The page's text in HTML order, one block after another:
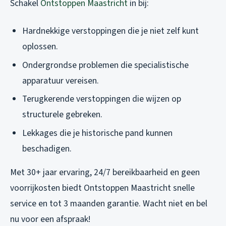
Schakel Ontstoppen Maastricht in bij:
Hardnekkige verstoppingen die je niet zelf kunt
oplossen.
Ondergrondse problemen die specialistische
apparatuur vereisen.
Terugkerende verstoppingen die wijzen op
structurele gebreken.
Lekkages die je historische pand kunnen
beschadigen.
Met 30+ jaar ervaring, 24/7 bereikbaarheid en geen
voorrijkosten biedt Ontstoppen Maastricht snelle
service en tot 3 maanden garantie. Wacht niet en bel
nu voor een afspraak!